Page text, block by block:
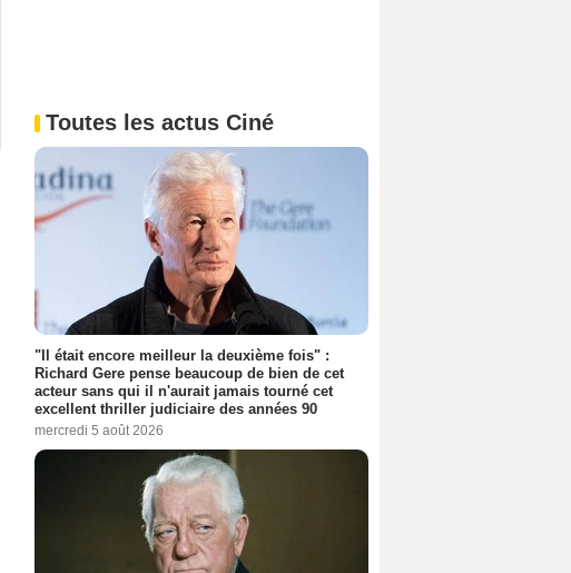
Toutes les actus Ciné
"Il était encore meilleur la deuxième fois" :
Richard Gere pense beaucoup de bien de cet
acteur sans qui il n'aurait jamais tourné cet
excellent thriller judiciaire des années 90
mercredi 5 août 2026